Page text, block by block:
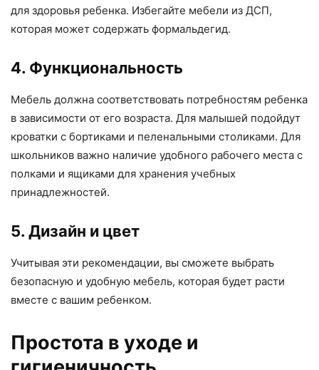
для здоровья ребенка. Избегайте мебели из ДСП,
которая может содержать формальдегид.
4. Функциональность
Мебель должна соответствовать потребностям ребенка
в зависимости от его возраста. Для малышей подойдут
кроватки с бортиками и пеленальными столиками. Для
школьников важно наличие удобного рабочего места с
полками и ящиками для хранения учебных
принадлежностей.
5. Дизайн и цвет
Учитывая эти рекомендации, вы сможете выбрать
безопасную и удобную мебель, которая будет расти
вместе с вашим ребенком.
Простота в уходе и